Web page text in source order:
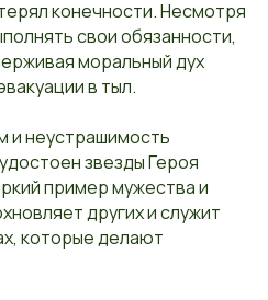
конечности. Несмотря
свои обязанности,
моральный дух
в тыл.
и неустрашимость
звезды Героя
пример мужества и
других и служит
которые делают